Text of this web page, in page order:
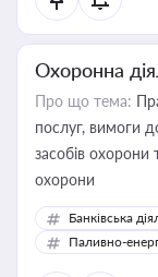
Охоронна
Про що тема:
послуг, вимоги
засобів охорони
охорони
Банківська
Паливно-